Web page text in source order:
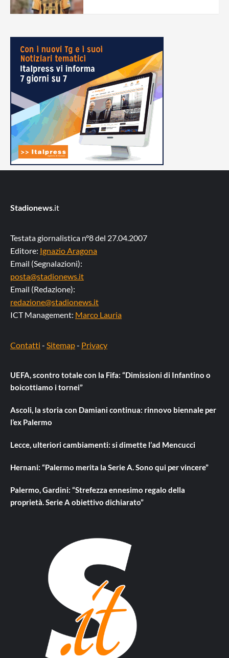
Stadionews.it
Testata giornalistica n°8 del 27.04.2007
Editore: Ignazio Aragona
Email (Segnalazioni):
posta@stadionews.it
Email (Redazione):
redazione@stadionews.it
ICT Management: Marco Lauria
Contatti - Sitemap- Privacy
UEFA, scontro totale con la Fifa: “Dimissioni di Infantino o
boicottiamo i tornei”
Ascoli, la storia con Damiani continua: rinnovo biennale per
l’ex Palermo
Lecce, ulteriori cambiamenti: si dimette l’ad Mencucci
Hernani: “Palermo merita la Serie A. Sono qui per vincere”
Palermo, Gardini: “Strefezza ennesimo regalo della
proprietà. Serie A obiettivo dichiarato”